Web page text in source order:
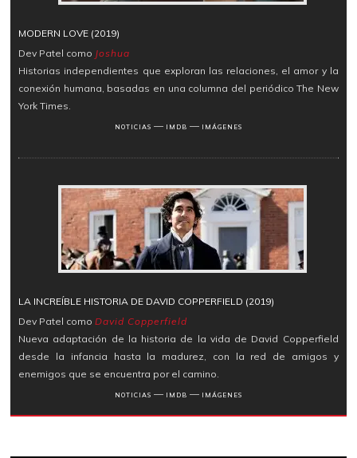
MODERN LOVE (2019)
Dev Patel como Joshua
Historias independientes que exploran las relaciones, el amor y la
conexión humana, basadas en una columna del periódico The New
York Times.
NOTICIAS ― IMDB ― IMÁGENES
LA INCREÍBLE HISTORIA DE DAVID COPPERFIELD (2019)
Dev Patel comoDavid Copperfield
Nueva adaptación de la historia de la vida de David Copperfield
desde la infancia hasta la madurez, con la red de amigos y
enemigos que se encuentra por el camino.
NOTICIAS ― IMDB ― IMÁGENES